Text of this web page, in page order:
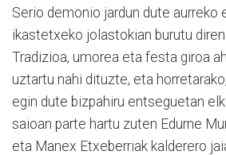
Serio demonio jardun dute aurreko
ikastetxeko jolastokian burutu
Tradizioa, umorea eta festa giroa
uztartu nahi dituzte, eta
egin dute bizpahiru entseguetan
saioan parte hartu zuten Edurne
eta Manex Etxeberriak kalderero